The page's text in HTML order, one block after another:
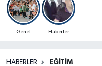
Genel Haberler
HABERLER EĞITIM
Iğdır Trafik
Süper Lig Puan